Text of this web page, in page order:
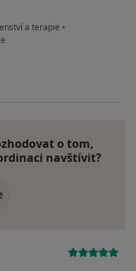
a terapie •
o tom,
navštívit?